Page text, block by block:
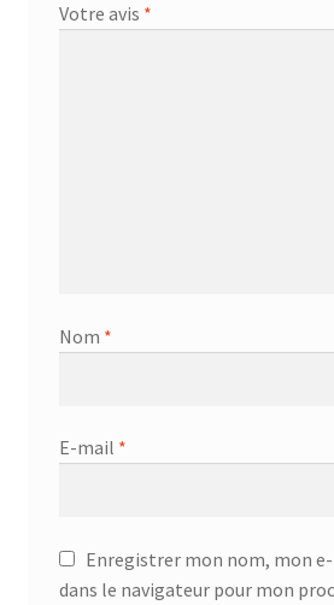
Votre avis *
Nom *
E-mail *
Enregistrer mon nom, mon
dans le navigateur pour mon